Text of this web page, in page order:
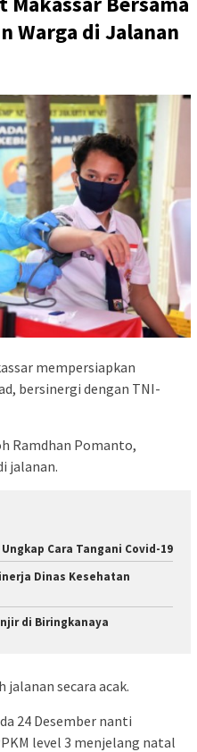
Warga di Jalanan
mempersiapkan
bersinergi dengan TNI-
Ramdhan Pomanto,
jalanan.
Cara Tangani Covid-19
Dinas Kesehatan
di Biringkanaya
jalanan secara acak.
24 Desember nanti
level 3 menjelang natal